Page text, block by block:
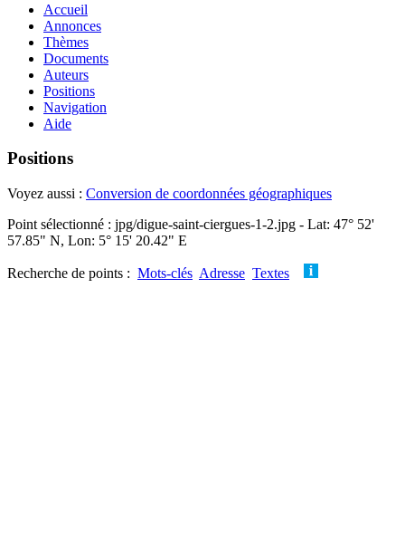
Accueil
Annonces
Thèmes
Documents
Auteurs
Positions
Navigation
Aide
Positions
Voyez aussi : Conversion de coordonnées géographiques
Point sélectionné : jpg/digue-saint-ciergues-1-2.jpg - Lat: 47° 52'
57.85" N, Lon: 5° 15' 20.42" E
Recherche de points : Mots-clés Adresse Textes